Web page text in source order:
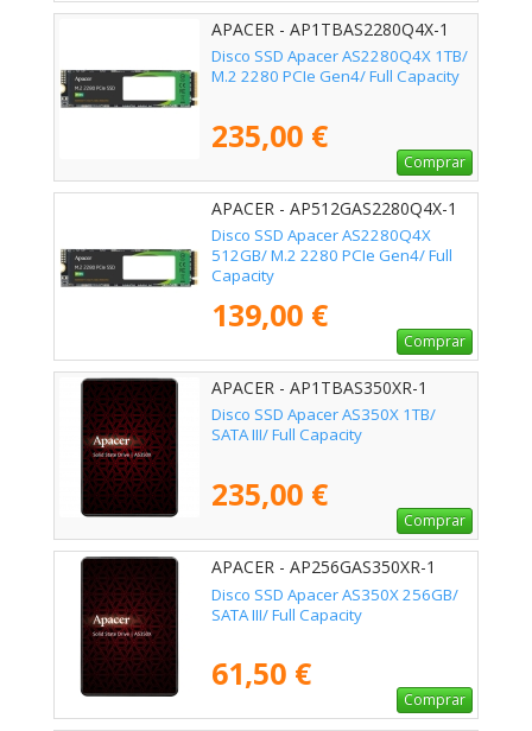
APACER - AP1TBAS2280Q4X-1
Disco SSD Apacer AS2280Q4X 1TB/
M.2 2280 PCIe Gen4/ Full Capacity
235,00 €
Comprar
APACER - AP512GAS2280Q4X-1
Disco SSD Apacer AS2280Q4X
512GB/ M.2 2280 PCIe Gen4/ Full
Capacity
139,00 €
Comprar
APACER - AP1TBAS350XR-1
Disco SSD Apacer AS350X 1TB/
SATA III/ Full Capacity
235,00 €
Comprar
APACER - AP256GAS350XR-1
Disco SSD Apacer AS350X 256GB/
SATA III/ Full Capacity
61,50 €
Comprar